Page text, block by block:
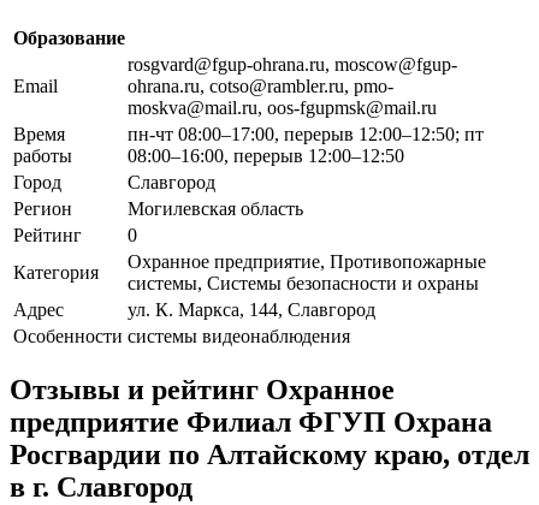
Образование
Email
rosgvard@fgup-ohrana.ru, moscow@fgup-
ohrana.ru, cotso@rambler.ru, pmo-
moskva@mail.ru, oos-fgupmsk@mail.ru
Время
работы
пн-чт 08:00–17:00, перерыв 12:00–12:50; пт
08:00–16:00, перерыв 12:00–12:50
Город
Славгород
Регион
Могилевская область
Рейтинг
0
Категория
Охранное предприятие, Противопожарные
системы, Системы безопасности и охраны
Адрес
ул. К. Маркса, 144, Славгород
Особенности системы видеонаблюдения
Отзывы и рейтинг Охранное
предприятие Филиал ФГУП Охрана
Росгвардии по Алтайскому краю, отдел
в г. Славгород